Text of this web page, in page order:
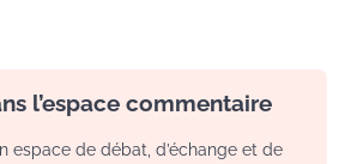
l’espace commentaire
espace de débat, d’échange et de